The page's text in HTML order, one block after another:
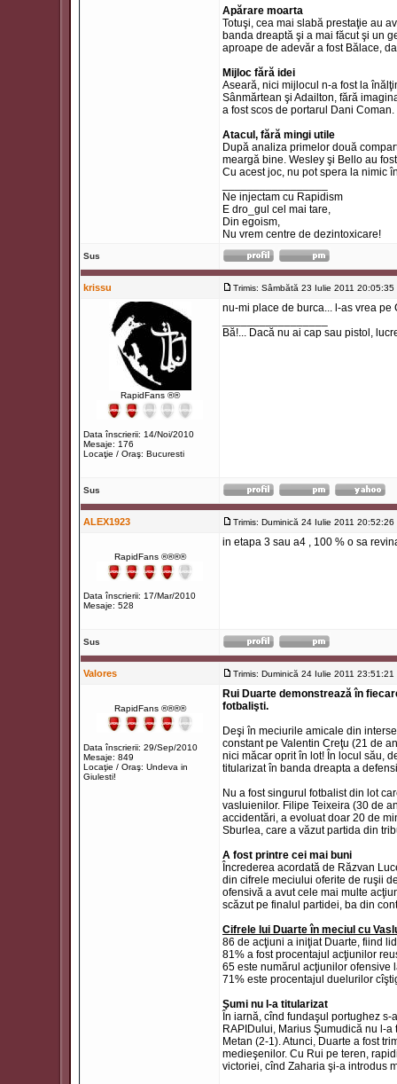
Apărare moarta
Totuşi, cea mai slabă prestaţie au
banda dreaptă şi a mai făcut şi un
aproape de adevăr a fost Bălace,
Mijloc fără idei
Aseară, nici mijlocul n-a fost la
Sânmărtean şi Adailton, fără
a fost scos de portarul Dani Coman.
Atacul, fără mingi utile
După analiza primelor două
meargă bine. Wesley şi Bello au
Cu acest joc, nu pot spera la nimic
Ne injectam cu Rapidism
E dro_gul cel mai tare,
Din egoism,
Nu vrem centre de dezintoxicare!
Sus
krissu Trimis: Sâmbătă 23 Iulie 2011 20:05:35
RapidFans ®®
Data înscrierii: 14/Noi/2010
Mesaje: 176
Locaţie / Oraş: Bucuresti
nu-mi place de burca... l-as vrea pe
Bă!... Dacă nu ai cap sau pistol,
Sus
ALEX1923 Trimis: Duminică 24 Iulie 2011 20:52:26
RapidFans ®®®®
Data înscrierii: 17/Mar/2010
Mesaje: 528
in etapa 3 sau a4 , 100 % o sa
Sus
Valores Trimis: Duminică 24 Iulie 2011 23:51:21
RapidFans ®®®®
Data înscrierii: 29/Sep/2010
Mesaje: 849
Locaţie / Oraş: Undeva in
Giulesti!
Rui Duarte demonstrează în
fotbalişti.
Deşi în meciurile amicale din
constant pe Valentin Creţu (21 de
nici măcar oprit în lot! În locul său,
titularizat în banda dreapta a
Nu a fost singurul fotbalist din lot
vasluienilor. Filipe Teixeira (30 de
accidentări, a evoluat doar 20 de
Sburlea, care a văzut partida din
A fost printre cei mai buni
Încrederea acordată de Răzvan
din cifrele meciului oferite de ruşii
ofensivă a avut cele mai multe
scăzut pe finalul partidei, ba din
Cifrele lui Duarte în meciul cu
86 de acţiuni a iniţiat Duarte, fiind
81% a fost procentajul acţiunilor
65 este numărul acţiunilor ofensive
71% este procentajul duelurilor
Şumi nu l-a titularizat
În iarnă, cînd fundaşul portughez
RAPIDului, Marius Şumudică nu l-
Metan (2-1). Atunci, Duarte a fost
medieşenilor. Cu Rui pe teren,
victoriei, cînd Zaharia şi-a introdus